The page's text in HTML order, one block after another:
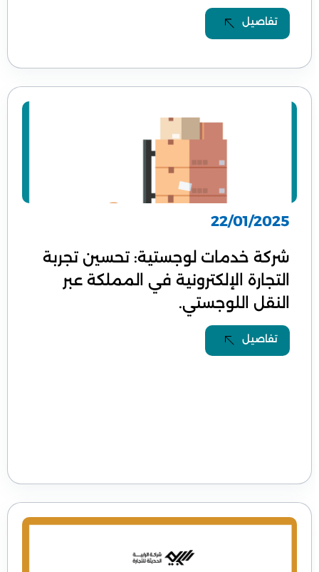
تفاصيل
22/01/2025
شركة خدمات لوجستية: تحسين تجربة
التجارة الإلكترونية في المملكة عبر
النقل اللوجستي.
تفاصيل